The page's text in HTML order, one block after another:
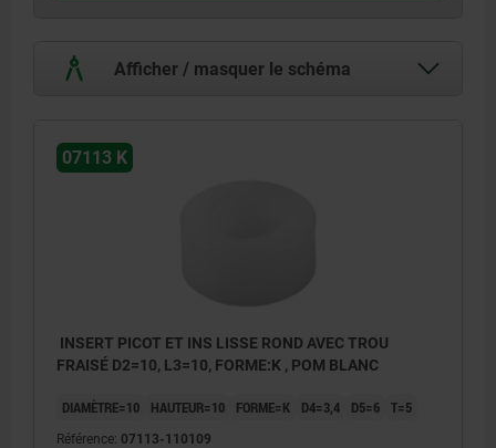
Afficher / masquer le schéma
07113 K
INSERT PICOT ET INS LISSE ROND AVEC TROU
FRAISÉ D2=10, L3=10, FORME:K , POM BLANC
DIAMÈTRE=10 HAUTEUR=10 FORME=K D4=3,4 D5=6 T=5
Référence: 07113-110109